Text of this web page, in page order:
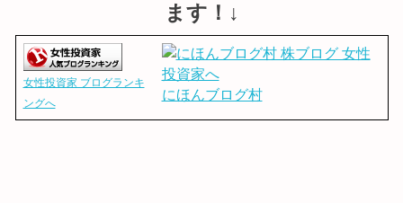
ます！↓
女性投資家 ブログランキ
ングへ
にほんブログ村